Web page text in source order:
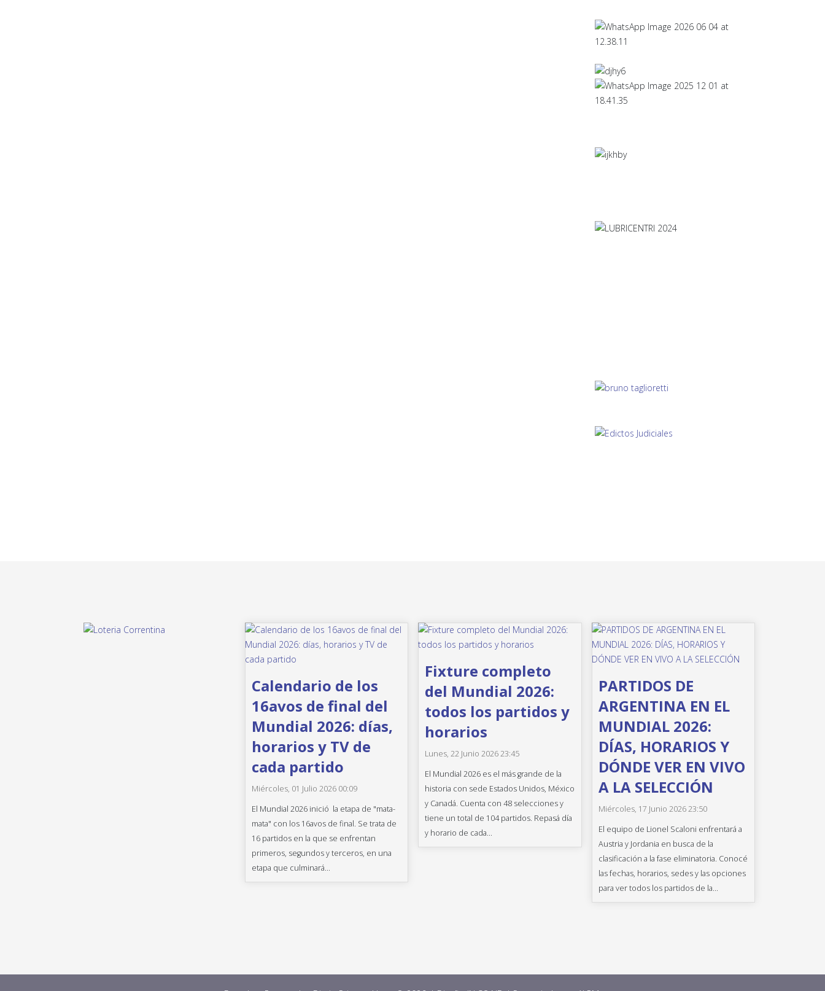
Calendario de los
16avos de final del
Mundial 2026: días,
horarios y TV de
cada partido
Miércoles, 01 Julio 2026 00:09
El Mundial 2026 inició la etapa de "mata-
mata" con los 16avos de final. Se trata de
16 partidos en la que se enfrentan
primeros, segundos y terceros, en una
etapa que culminará...
Fixture completo
del Mundial 2026:
todos los partidos y
horarios
Lunes, 22 Junio 2026 23:45
El Mundial 2026 es el más grande de la
historia con sede Estados Unidos, México
y Canadá. Cuenta con 48 selecciones y
tiene un total de 104 partidos. Repasá día
y horario de cada...
PARTIDOS DE
ARGENTINA EN EL
MUNDIAL 2026:
DÍAS, HORARIOS Y
DÓNDE VER EN VIVO
A LA SELECCIÓN
Miércoles, 17 Junio 2026 23:50
El equipo de Lionel Scaloni enfrentará a
Austria y Jordania en busca de la
clasificación a la fase eliminatoria. Conocé
las fechas, horarios, sedes y las opciones
para ver todos los partidos de la...